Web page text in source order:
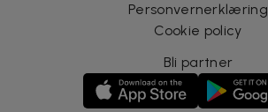
Personvernerklæring
Cookie policy
Bli partner